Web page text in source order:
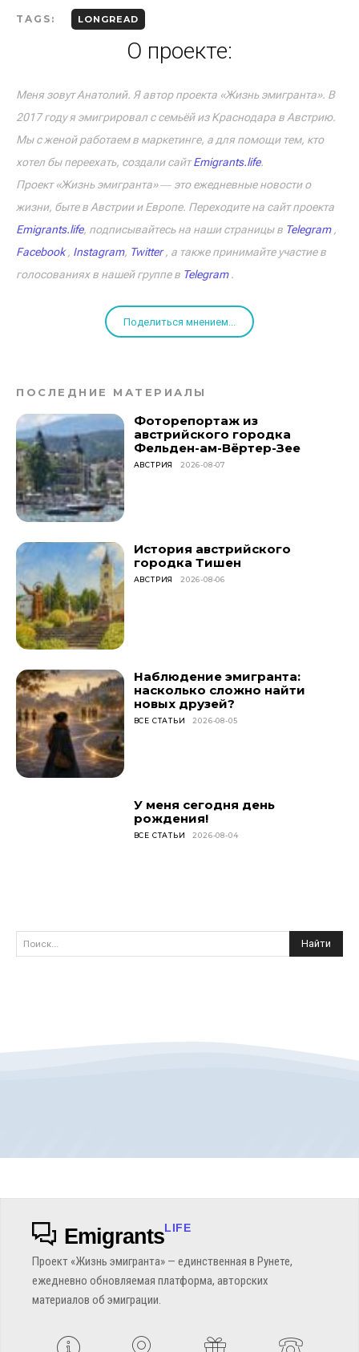
TAGS: LONGREAD
О проекте:
Меня зовут Анатолий. Я автор проекта «Жизнь эмигранта». В
2017 году я эмигрировал с семьёй из Краснодара в Австрию.
Мы с женой работаем в маркетинге, а для помощи тем, кто
хотел бы переехать, создали сайтEmigrants.life.
Проект «Жизнь эмигранта» ― это ежедневные новости о
жизни, быте в Австрии и Европе. Переходите на сайт проекта
Emigrants.life, подписывайтесь на наши страницы в Telegram,
Facebook, Instagram, Twitter, а также принимайте участие в
голосованиях в нашей группе в Telegram.
Поделиться мнением...
ПОСЛЕДНИЕ МАТЕРИАЛЫ
Фоторепортаж из
австрийского городка
Фельден-ам-Вёртер-Зее
АВСТРИЯ 2026-08-07
История австрийского
городка Тишен
АВСТРИЯ 2026-08-06
Наблюдение эмигранта:
насколько сложно найти
новых друзей?
ВСЕ СТАТЬИ 2026-08-05
У меня сегодня день
рождения!
ВСЕ СТАТЬИ 2026-08-04
Поиск... Найти
EmigrantsLIFE
Проект «Жизнь эмигранта» — единственная в Рунете,
ежедневно обновляемая платформа, авторских
материалов об эмиграции.